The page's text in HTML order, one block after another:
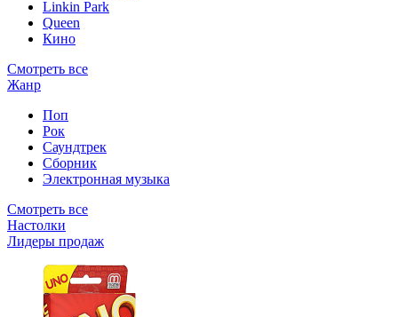
Linkin Park
Queen
Кино
Смотреть все
Жанр
Поп
Рок
Саундтрек
Сборник
Электронная музыка
Смотреть все
Настолки
Лидеры продаж